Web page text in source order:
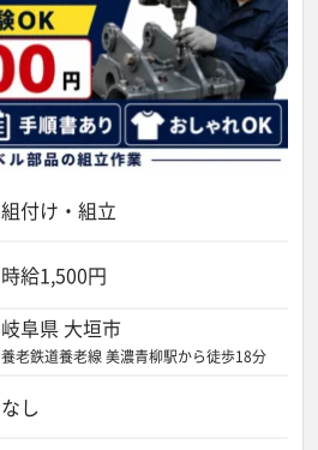
組付け・組立
時給1,500円
岐阜県 大垣市
養老鉄道養老線 美濃青柳駅から徒歩18分
なし